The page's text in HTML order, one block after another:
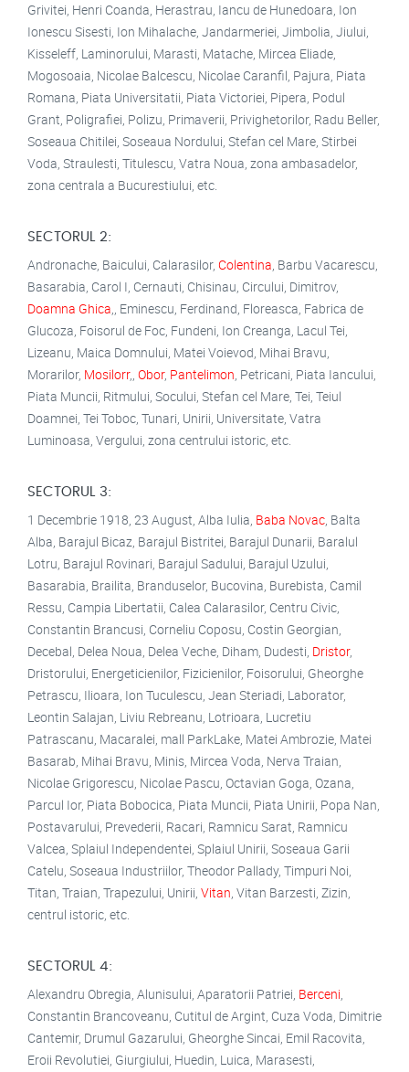
Grivitei, Henri Coanda, Herastrau, Iancu de Hunedoara, Ion
Ionescu Sisesti, Ion Mihalache, Jandarmeriei, Jimbolia, Jiului,
Kisseleff, Laminorului, Marasti, Matache, Mircea Eliade,
Mogosoaia, Nicolae Balcescu, Nicolae Caranfil, Pajura, Piata
Romana, Piata Universitatii, Piata Victoriei, Pipera, Podul
Grant, Poligrafiei, Polizu, Primaverii, Privighetorilor, Radu Beller,
Soseaua Chitilei, Soseaua Nordului, Stefan cel Mare, Stirbei
Voda, Straulesti, Titulescu, Vatra Noua, zona ambasadelor,
zona centrala a Bucurestiului, etc.
SECTORUL 2:
Andronache, Baicului, Calarasilor, Colentina, Barbu Vacarescu,
Basarabia, Carol I, Cernauti, Chisinau, Circului, Dimitrov,
Doamna Ghica,, Eminescu, Ferdinand, Floreasca, Fabrica de
Glucoza, Foisorul de Foc, Fundeni, Ion Creanga, Lacul Tei,
Lizeanu, Maica Domnului, Matei Voievod, Mihai Bravu,
Morarilor, Mosilorr,, Obor, Pantelimon, Petricani, Piata Iancului,
Piata Muncii, Ritmului, Socului, Stefan cel Mare, Tei, Teiul
Doamnei, Tei Toboc, Tunari, Unirii, Universitate, Vatra
Luminoasa, Vergului, zona centrului istoric, etc.
SECTORUL 3:
1 Decembrie 1918, 23 August, Alba Iulia, Baba Novac, Balta
Alba, Barajul Bicaz, Barajul Bistritei, Barajul Dunarii, Baralul
Lotru, Barajul Rovinari, Barajul Sadului, Barajul Uzului,
Basarabia, Brailita, Branduselor, Bucovina, Burebista, Camil
Ressu, Campia Libertatii, Calea Calarasilor, Centru Civic,
Constantin Brancusi, Corneliu Coposu, Costin Georgian,
Decebal, Delea Noua, Delea Veche, Diham, Dudesti, Dristor,
Dristorului, Energeticienilor, Fizicienilor, Foisorului, Gheorghe
Petrascu, Ilioara, Ion Tuculescu, Jean Steriadi, Laborator,
Leontin Salajan, Liviu Rebreanu, Lotrioara, Lucretiu
Patrascanu, Macaralei, mall ParkLake, Matei Ambrozie, Matei
Basarab, Mihai Bravu, Minis, Mircea Voda, Nerva Traian,
Nicolae Grigorescu, Nicolae Pascu, Octavian Goga, Ozana,
Parcul Ior, Piata Bobocica, Piata Muncii, Piata Unirii, Popa Nan,
Postavarului, Prevederii, Racari, Ramnicu Sarat, Ramnicu
Valcea, Splaiul Independentei, Splaiul Unirii, Soseaua Garii
Catelu, Soseaua Industriilor, Theodor Pallady, Timpuri Noi,
Titan, Traian, Trapezului, Unirii, Vitan, Vitan Barzesti, Zizin,
centrul istoric, etc.
SECTORUL 4:
Alexandru Obregia, Alunisului, Aparatorii Patriei, Berceni,
Constantin Brancoveanu, Cutitul de Argint, Cuza Voda, Dimitrie
Cantemir, Drumul Gazarului, Gheorghe Sincai, Emil Racovita,
Eroii Revolutiei, Giurgiului, Huedin, Luica, Marasesti,